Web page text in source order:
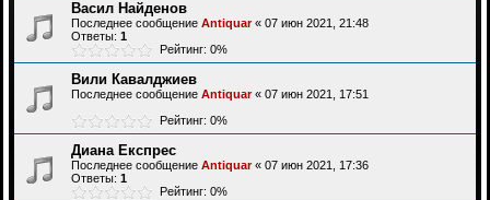
Васил Найденов
Последнее сообщение Antiquar« 07 июн 2021, 21:48
Ответы: 1
Рейтинг: 0%
Вили Кавалджиев
Последнее сообщение Antiquar« 07 июн 2021, 17:51
Рейтинг: 0%
Диана Експрес
Последнее сообщение Antiquar« 07 июн 2021, 17:36
Ответы: 1
Рейтинг: 0%